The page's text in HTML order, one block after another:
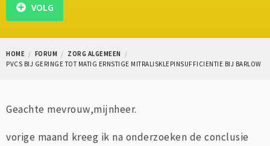
VOLG
HOME FORUM
ZORG ALGEMEEN
PVCS BIJ GERINGE TOT MATIG ERNSTIGE MITRALISKLEPINSUFFICIENTIE BIJ BARLOW
Geachte mevrouw,mijnheer.
vorige maand kreeg ik na onderzoeken de conclusie